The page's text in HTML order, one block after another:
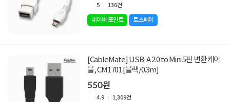
5 136건
네이버 포인트 토스페이
[CableMate] USB-A 2.0 to Mini 5핀 변환케이
블, CM1701 [블랙/0.3m]
550원
4.9 1,309건